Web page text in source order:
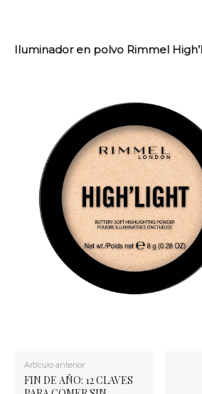
Iluminador en polvo Rimmel
Artículo anterior
FIN DE AÑO: 12 CLAVES